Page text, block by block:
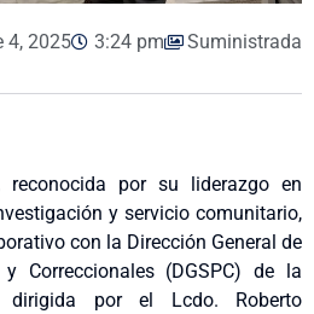
4, 2025 3:24 pm Suministrada
reconocida por su liderazgo en
y servicio comunitario,
con la Dirección General de
Correccionales (DGSPC) de la
dirigida por el Lcdo. Roberto